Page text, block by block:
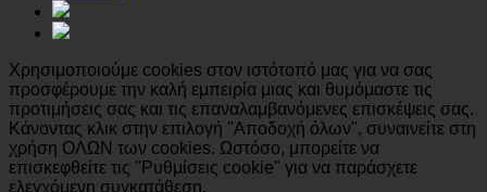
Χρησιμοποιούμε cookies στον ιστότοπό μας για να σας
προσφέρουμε την καλή εμπειρία μιας και θυμόμαστε τις
προτιμήσεις σας και τις επαναλαμβανόμενες επισκέψεις σας.
Κάνοντας κλικ στην επιλογή "Αποδοχή όλων", συναινείτε στη
χρήση ΟΛΩΝ των cookies. Ωστόσο, μπορείτε να
επισκεφθείτε τις "Ρυθμίσεις cookie" για να παράσχετε
ελεγχόμενη συγκατάθεση.